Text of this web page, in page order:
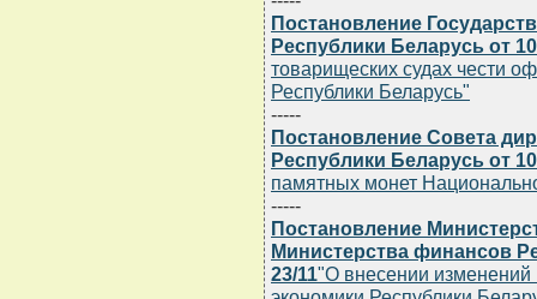
Постановление
Республики Беларусь от
товарищеских судах чести
Республики Беларусь"
-----
Постановление Совета
Республики Беларусь от
памятных монет
-----
Постановление
Министерства финансов
23/11"О внесении изменений